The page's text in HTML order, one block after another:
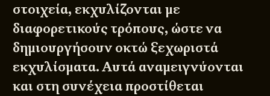
στοιχεία, εκχυλίζονται με
διαφορετικούς τρόπους, ώστε να
δημιουργήσουν οκτώ ξεχωριστά
εκχυλίσματα. Αυτά αναμειγνύονται
και στη συνέχεια προστίθεται